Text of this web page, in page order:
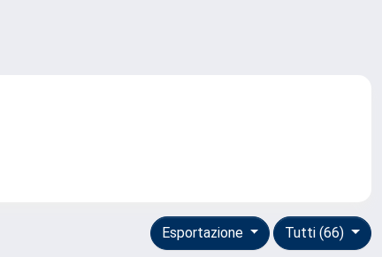
Tutti (66)
Esportazione